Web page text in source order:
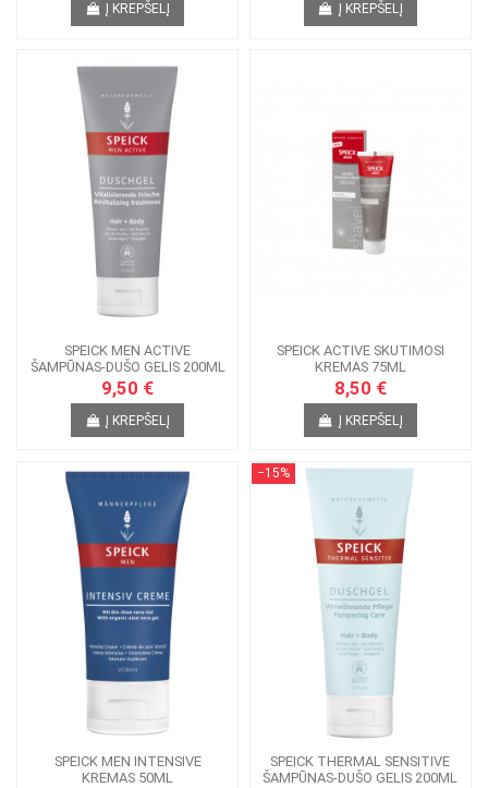
Į KREPŠELĮ Į KREPŠELĮ
SPEICK MEN ACTIVE
ŠAMPŪNAS-DUŠO GELIS 200ML
9,50 €
Į KREPŠELĮ
SPEICK ACTIVE SKUTIMOSI
KREMAS 75ML
8,50 €
Į KREPŠELĮ
SPEICK MEN INTENSIVE
KREMAS 50ML
−15%
SPEICK THERMAL SENSITIVE
ŠAMPŪNAS-DUŠO GELIS 200ML